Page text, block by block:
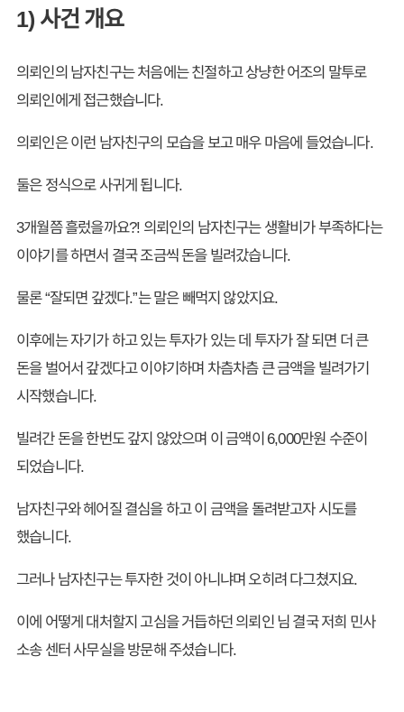
1) 사건 개요
의뢰인의 남자친구는 처음에는 친절하고 상냥한 어조의 말투로
의뢰인에게 접근했습니다.
의뢰인은 이런 남자친구의 모습을 보고 매우 마음에 들었습니다.
둘은 정식으로 사귀게 됩니다.
3개월쯤 흘렀을까요?! 의뢰인의 남자친구는 생활비가 부족하다는
이야기를 하면서 결국 조금씩 돈을 빌려갔습니다.
물론 “잘되면 갚겠다.”는 말은 빼먹지 않았지요.
이후에는 자기가 하고 있는 투자가 있는 데 투자가 잘 되면 더 큰
돈을 벌어서 갚겠다고 이야기하며 차츰차츰 큰 금액을 빌려가기
시작했습니다.
빌려간 돈을 한번도 갚지 않았으며 이 금액이 6,000만원 수준이
되었습니다.
남자친구와 헤어질 결심을 하고 이 금액을 돌려받고자 시도를
했습니다.
그러나 남자친구는 투자한 것이 아니냐며 오히려 다그쳤지요.
이에 어떻게 대처할지 고심을 거듭하던 의뢰인 님 결국 저희 민사
소송 센터 사무실을 방문해 주셨습니다.